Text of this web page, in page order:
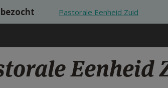
inhoud gaan
Pastorale Eenheid Zuid
Eenheid